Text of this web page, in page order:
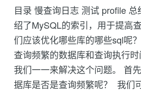
目录 慢查询日志 测试 profile
绍了MySQL的索引，用于提高
们应该优化哪些库的哪些sql呢
查询频繁的数据库和查询执行
我们一一来解决这个问题。 首
据库是否是查询频繁呢？ 我们